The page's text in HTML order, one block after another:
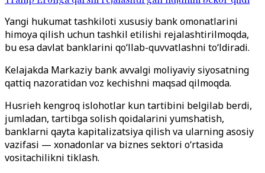
Yangi hukumat tashkiloti xususiy bank omonatlarini
himoya qilish uchun tashkil etilishi rejalashtirilmoqda,
bu esa davlat banklarini qo‘llab-quvvatlashni to‘ldiradi.
Kelajakda Markaziy bank avvalgi moliyaviy siyosatning
qattiq nazoratidan voz kechishni maqsad qilmoqda.
Husrieh kengroq islohotlar kun tartibini belgilab berdi,
jumladan, tartibga solish qoidalarini yumshatish,
banklarni qayta kapitalizatsiya qilish va ularning asosiy
vazifasi — xonadonlar va biznes sektori o‘rtasida
vositachilikni tiklash.